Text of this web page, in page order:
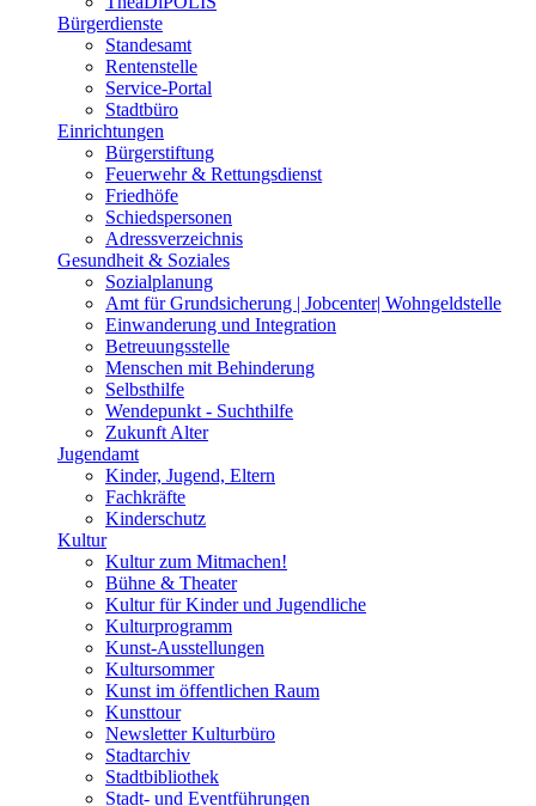
Bürgerdienste
Standesamt
Rentenstelle
Service-Portal
Stadtbüro
Einrichtungen
Bürgerstiftung
Feuerwehr & Rettungsdienst
Friedhöfe
Schiedspersonen
Adressverzeichnis
Gesundheit & Soziales
Sozialplanung
Amt für Grundsicherung | Jobcenter| Wohngeldstelle
Einwanderung und Integration
Betreuungsstelle
Menschen mit Behinderung
Selbsthilfe
Wendepunkt - Suchthilfe
Zukunft Alter
Jugendamt
Kinder, Jugend, Eltern
Fachkräfte
Kinderschutz
Kultur
Kultur zum Mitmachen!
Bühne & Theater
Kultur für Kinder und Jugendliche
Kulturprogramm
Kunst-Ausstellungen
Kultursommer
Kunst im öffentlichen Raum
Kunsttour
Newsletter Kulturbüro
Stadtarchiv
Stadtbibliothek
Stadt- und Eventführungen